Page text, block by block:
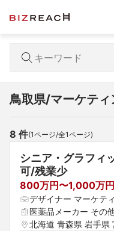
鳥取県/マーケテ
8 件(1ページ/全1ページ)
シニア・グラフィ
可/残業少
800万円〜1,000万円
デザイナー マーケテ
医薬品メーカー その
北海道 青森県 岩手県